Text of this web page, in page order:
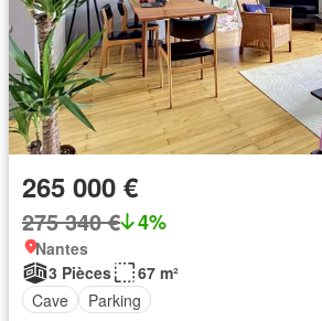
265 000 €
275 340 € 4%
Nantes
3 Pièces
67 m²
Cave
Parking